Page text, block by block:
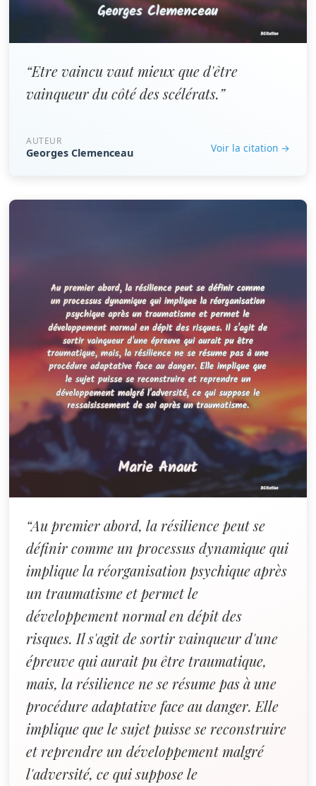
“Etre vaincu vaut mieux que d'être
vainqueur du côté des scélérats.”
AUTEUR
Georges Clemenceau Voir la citation →
“Au premier abord, la résilience peut se
définir comme un processus dynamique qui
implique la réorganisation psychique après
un traumatisme et permet le
développement normal en dépit des
risques. Il s'agit de sortir vainqueur d'une
épreuve qui aurait pu être traumatique,
mais, la résilience ne se résume pas à une
procédure adaptative face au danger. Elle
implique que le sujet puisse se reconstruire
et reprendre un développement malgré
l'adversité, ce qui suppose le